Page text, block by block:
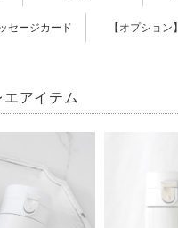
セージカード 【オプション】
アイテム